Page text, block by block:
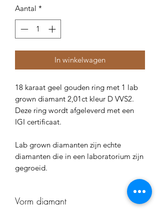
Aantal *
In winkelwagen
18 karaat geel gouden ring met 1 lab
grown diamant 2,01ct kleur D VVS2.
Deze ring wordt afgeleverd met een
IGI certificaat.
Lab grown diamanten zijn echte
diamanten die in een laboratorium zijn
gegroeid.
Vorm diamant